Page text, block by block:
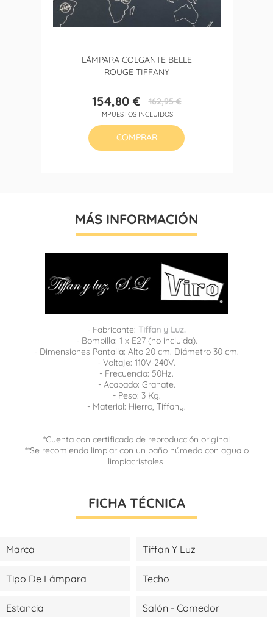
LÁMPARA COLGANTE BELLE
ROUGE TIFFANY
Precio
154,80 €Precio
base
162,95 €
IMPUESTOS INCLUIDOS
COMPRAR
MÁS INFORMACIÓN
- Fabricante: Tiffan y Luz.
- Bombilla: 1 x E27 (no incluida).
- Dimensiones Pantalla: Alto 20 cm. Diámetro 30 cm.
- Voltaje: 110V-240V.
- Frecuencia: 50Hz.
- Acabado: Granate.
- Peso: 3 Kg.
- Material: Hierro, Tiffany.
*Cuenta con certificado de reproducción original
**Se recomienda limpiar con un paño húmedo con agua o
limpiacristales
FICHA TÉCNICA
Marca Tiffan Y Luz
Tipo De Lámpara Techo
Estancia Salón - Comedor